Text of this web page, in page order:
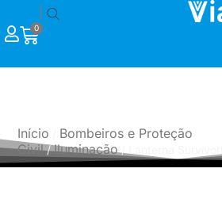
0
Início
Bombeiros e Proteção
Civil/Iluminação/ Lanterna Survivor®